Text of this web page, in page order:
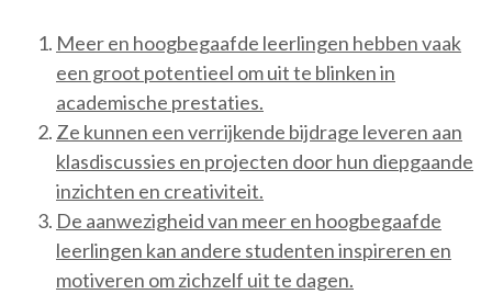
Meer en hoogbegaafde leerlingen hebben vaak
een groot potentieel om uit te blinken in
academische prestaties.
Ze kunnen een verrijkende bijdrage leveren aan
klasdiscussies en projecten door hun diepgaande
inzichten en creativiteit.
De aanwezigheid van meer en hoogbegaafde
leerlingen kan andere studenten inspireren en
motiveren om zichzelf uit te dagen.